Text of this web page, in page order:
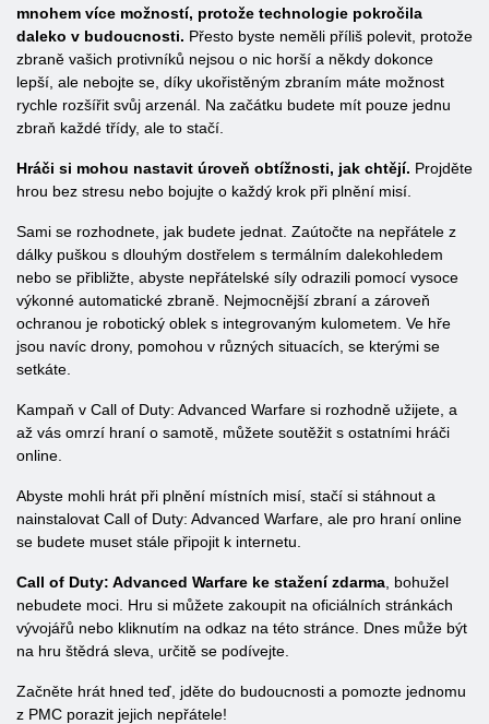
mnohem více možností, protože technologie pokročila
daleko v budoucnosti. Přesto byste neměli příliš polevit, protože
zbraně vašich protivníků nejsou o nic horší a někdy dokonce
lepší, ale nebojte se, díky ukořistěným zbraním máte možnost
rychle rozšířit svůj arzenál. Na začátku budete mít pouze jednu
zbraň každé třídy, ale to stačí.
Hráči si mohou nastavit úroveň obtížnosti, jak chtějí. Projděte
hrou bez stresu nebo bojujte o každý krok při plnění misí.
Sami se rozhodnete, jak budete jednat. Zaútočte na nepřátele z
dálky puškou s dlouhým dostřelem s termálním dalekohledem
nebo se přibližte, abyste nepřátelské síly odrazili pomocí vysoce
výkonné automatické zbraně. Nejmocnější zbraní a zároveň
ochranou je robotický oblek s integrovaným kulometem. Ve hře
jsou navíc drony, pomohou v různých situacích, se kterými se
setkáte.
Kampaň v Call of Duty: Advanced Warfare si rozhodně užijete, a
až vás omrzí hraní o samotě, můžete soutěžit s ostatními hráči
online.
Abyste mohli hrát při plnění místních misí, stačí si stáhnout a
nainstalovat Call of Duty: Advanced Warfare, ale pro hraní online
se budete muset stále připojit k internetu.
Call of Duty: Advanced Warfare ke stažení zdarma , bohužel
nebudete moci. Hru si můžete zakoupit na oficiálních stránkách
vývojářů nebo kliknutím na odkaz na této stránce. Dnes může být
na hru štědrá sleva, určitě se podívejte.
Začněte hrát hned teď, jděte do budoucnosti a pomozte jednomu
z PMC porazit jejich nepřátele!